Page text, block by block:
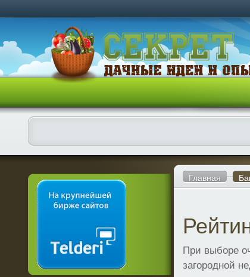
Главная
При выборе
загородной